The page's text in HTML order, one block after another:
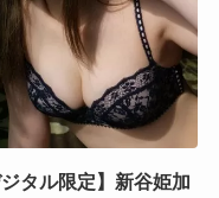
ジタル限定】新谷姫加